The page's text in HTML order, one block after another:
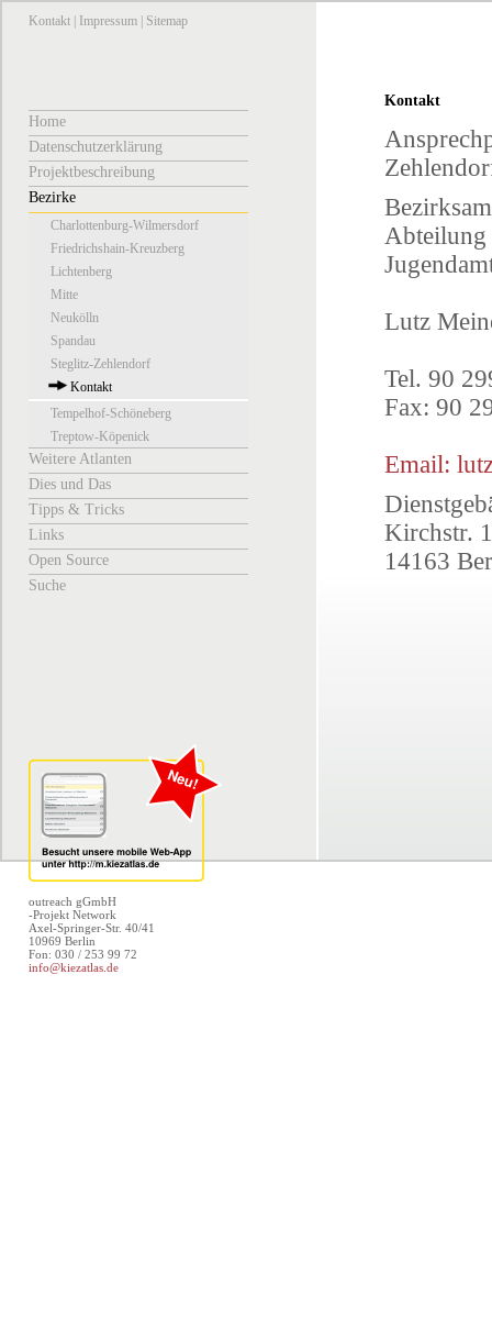
Kontakt Impressum Sitemap
Home
Datenschutzerklärung
Projektbeschreibung
Bezirke
Charlottenburg-Wilmersdorf
Friedrichshain-Kreuzberg
Lichtenberg
Mitte
Neukölln
Spandau
Steglitz-Zehlendorf
Kontakt
Tempelhof-Schöneberg
Treptow-Köpenick
Weitere Atlanten
Dies und Das
Tipps & Tricks
Links
Open Source
Suche
outreach gGmbH
-Projekt Network
Axel-Springer-Str. 40/41
10969 Berlin
Fon: 030 / 253 99 72
info@kiezatlas.de
Kontakt
Abteilung
Lutz
Tel. 90
Fax: 90
Email:
Kirchstr.
14163